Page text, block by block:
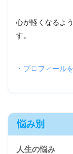
心が軽くなるよ
す。
・プロフィール
悩み別
人生の悩み